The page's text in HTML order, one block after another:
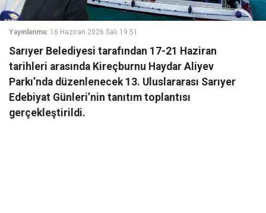
Yayınlanma: 16 Haziran 2026 Salı 19:51
Sarıyer Belediyesi tarafından 17-21 Haziran
tarihleri arasında Kireçburnu Haydar Aliyev
Parkı’nda düzenlenecek 13. Uluslararası Sarıyer
Edebiyat Günleri’nin tanıtım toplantısı
gerçekleştirildi.